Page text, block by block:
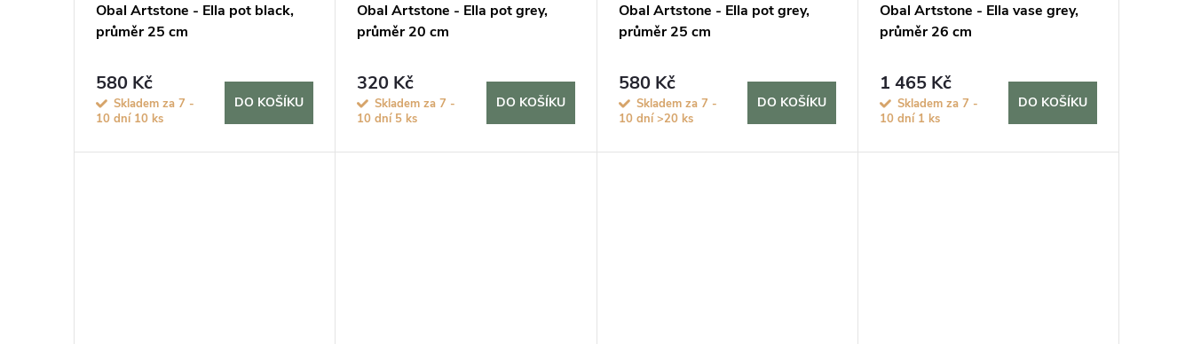
Obal Artstone - Ella pot black,
průměr 25 cm
580 Kč
Skladem za 7 -
10 dní 10 ks
DO KOŠÍKU
Obal Artstone - Ella pot grey,
průměr 20 cm
320 Kč
Skladem za 7 -
10 dní 5 ks
DO KOŠÍKU
Obal Artstone - Ella pot grey,
průměr 25 cm
580 Kč
Skladem za 7 -
10 dní>20 ks
DO KOŠÍKU
Obal Artstone - Ella vase grey,
průměr 26 cm
1 465 Kč
Skladem za 7 -
10 dní 1 ks
DO KOŠÍKU